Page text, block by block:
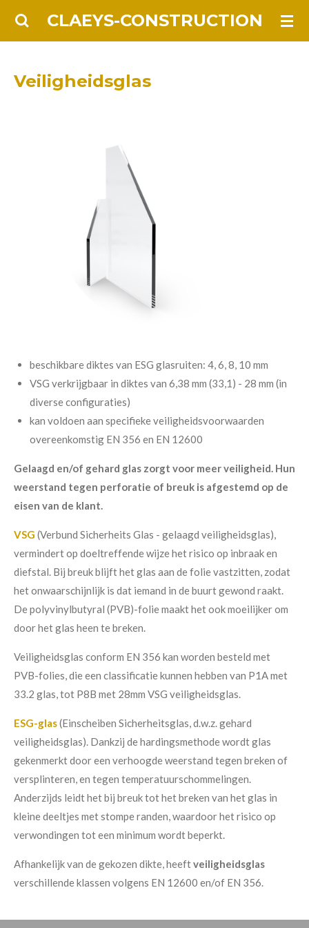
Ga
hoofdinhoud
CLAEYS-CONSTRUCTION
Veiligheidsglas
beschikbare diktes van ESG glasruiten: 4, 6, 8, 10 mm
VSG verkrijgbaar in diktes van 6,38 mm (33,1) - 28 mm (in
diverse configuraties)
kan voldoen aan specifieke veiligheidsvoorwaarden
overeenkomstig EN 356 en EN 12600
Gelaagd en/of gehard glas zorgt voor meer veiligheid. Hun
weerstand tegen perforatie of breuk is afgestemd op de
eisen van de klant.
VSG (Verbund Sicherheits Glas - gelaagd veiligheidsglas),
vermindert op doeltreffende wijze het risico op inbraak en
diefstal. Bij breuk blijft het glas aan de folie vastzitten, zodat
het onwaarschijnlijk is dat iemand in de buurt gewond raakt.
De polyvinylbutyral (PVB)-folie maakt het ook moeilijker om
door het glas heen te breken.
Veiligheidsglas conform EN 356 kan worden besteld met
PVB-folies, die een classificatie kunnen hebben van P1A met
33.2 glas, tot P8B met 28mm VSG veiligheidsglas.
ESG-glas(Einscheiben Sicherheitsglas, d.w.z. gehard
veiligheidsglas). Dankzij de hardingsmethode wordt glas
gekenmerkt door een verhoogde weerstand tegen breken of
versplinteren, en tegen temperatuurschommelingen.
Anderzijds leidt het bij breuk tot het breken van het glas in
kleine deeltjes met stompe randen, waardoor het risico op
verwondingen tot een minimum wordt beperkt.
Afhankelijk van de gekozen dikte, heeftveiligheidsglas
verschillende klassen volgens EN 12600 en/of EN 356.